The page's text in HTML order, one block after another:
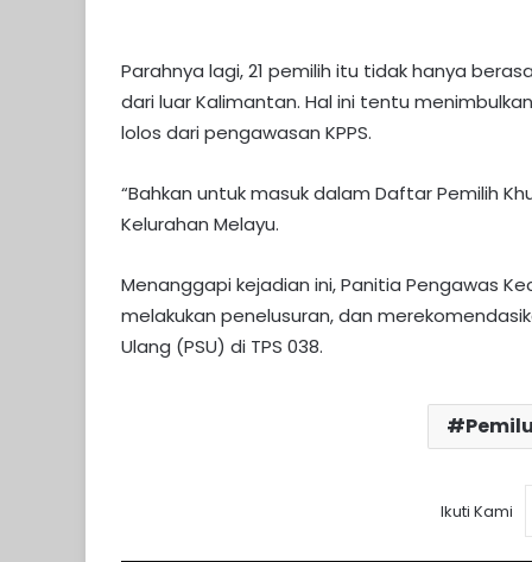
Parahnya lagi, 21 pemilih itu tidak hanya
dari luar Kalimantan. Hal ini tentu
lolos dari pengawasan KPPS.
“Bahkan untuk masuk dalam Daftar Pemilih
Kelurahan Melayu.
Menanggapi kejadian ini, Panitia Pengawas
melakukan penelusuran, dan
Ulang (PSU) di TPS 038.
Ikuti Kami